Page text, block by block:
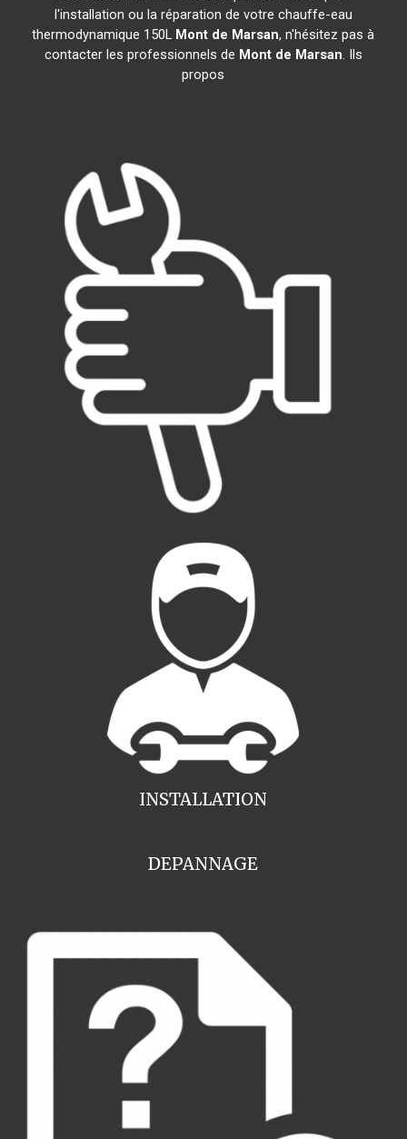
l'installation ou la réparation de votre chauffe-eau
thermodynamique 150L Mont de Marsan, n'hésitez pas à
contacter les professionnels de Mont de Marsan. Ils
propos
INSTALLATION
DEPANNAGE